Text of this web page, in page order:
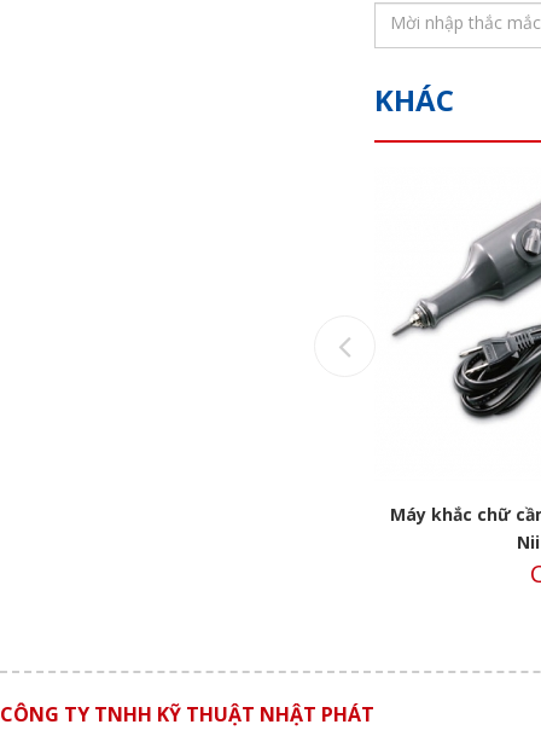
KHÁC
Previous
Máy khắc chữ
CÔNG TY TNHH KỸ THUẬT NHẬT PHÁT